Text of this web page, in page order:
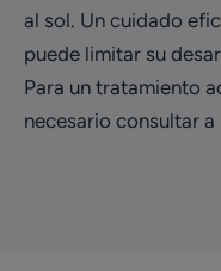
al sol. Un cuidado
puede limitar su
Para un tratamiento
necesario consultar